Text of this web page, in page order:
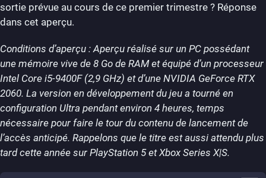
sortie prévue au cours de ce premier trimestre ? Réponse
dans cet aperçu.
Conditions d’aperçu : Aperçu réalisé sur un PC possédant
une mémoire vive de 8 Go de RAM et équipé d’un processeur
Intel Core i5-9400F (2,9 GHz) et d’une NVIDIA GeForce RTX
2060. La version en développement du jeu a tourné en
configuration Ultra pendant environ 4 heures, temps
nécessaire pour faire le tour du contenu de lancement de
l’accès anticipé. Rappelons que le titre est aussi attendu plus
tard cette année sur PlayStation 5 et Xbox Series X|S.